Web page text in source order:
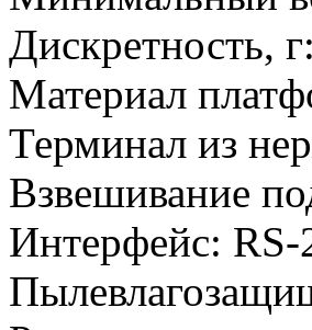
Дискретность, г:
Материал
Терминал из
Взвешивание
Интерфейс: RS-